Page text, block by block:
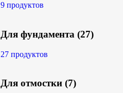
9 продуктов
Для фундамента (27)
27 продуктов
Для отмостки (7)